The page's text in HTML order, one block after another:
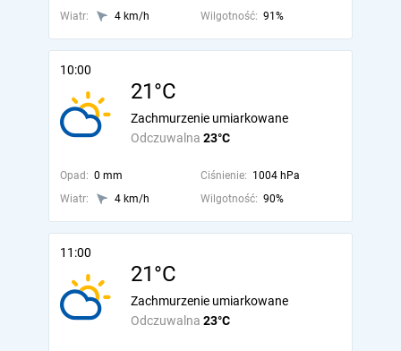
Wiatr:
4 km/h Wilgotność: 91%
10:00
21°C
Odczuwalna 23°C
Zachmurzenie umiarkowane
Opad: 0 mm Ciśnienie: 1004 hPa
Wiatr:
4 km/h Wilgotność: 90%
11:00
21°C
Odczuwalna 23°C
Zachmurzenie umiarkowane